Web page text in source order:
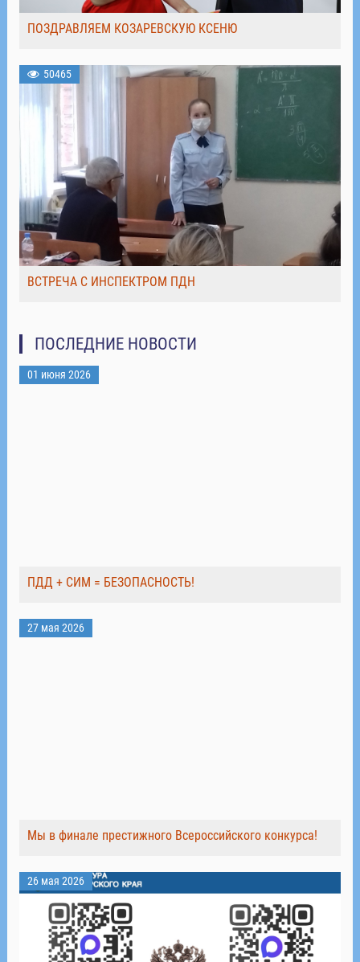
ПОЗДРАВЛЯЕМ КОЗАРЕВСКУЮ КСЕНЮ
50465
ВСТРЕЧА С ИНСПЕКТРОМ ПДН
ПОСЛЕДНИЕ НОВОСТИ
01 июня 2026
ПДД + СИМ = БЕЗОПАСНОСТЬ!
27 мая 2026
Мы в финале престижного Всероссийского конкурса!
26 мая 2026